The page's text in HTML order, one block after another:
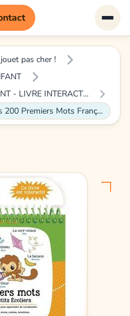
pas cher !
LIVRE ELECTRONIQUE ENFANT - LIVRE INTERACTIF ENFANT
VTECH - MAGIBOOK - Mes 200 Premiers Mots Français/Anglais